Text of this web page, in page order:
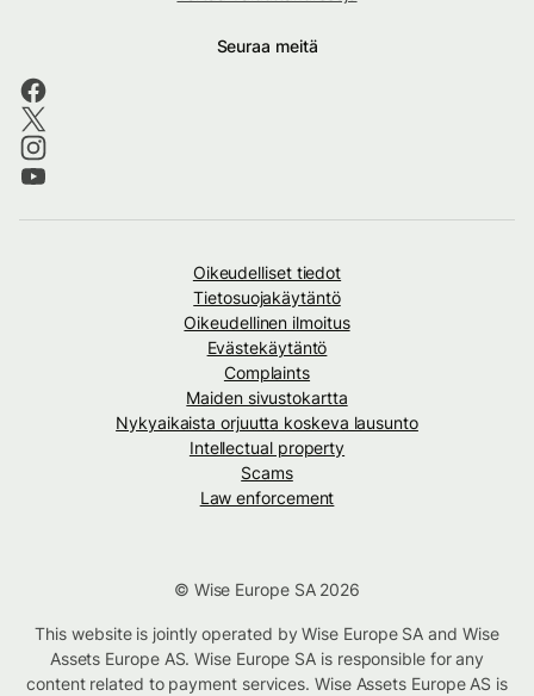
Seuraa meitä
Oikeudelliset tiedot
Tietosuojakäytäntö
Oikeudellinen ilmoitus
Evästekäytäntö
Complaints
Maiden sivustokartta
Nykyaikaista orjuutta koskeva lausunto
Intellectual property
Scams
Law enforcement
© Wise Europe SA 2026
This website is jointly operated by Wise Europe SA and Wise
Assets Europe AS. Wise Europe SA is responsible for any
content related to payment services. Wise Assets Europe AS is